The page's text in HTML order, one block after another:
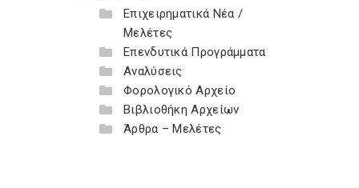
Επιχειρηματικά Νέα /
Μελέτες
Επενδυτικά Προγράμματα
Αναλύσεις
Φορολογικό Αρχείο
Βιβλιοθήκη Αρχείων
Άρθρα – Μελέτες